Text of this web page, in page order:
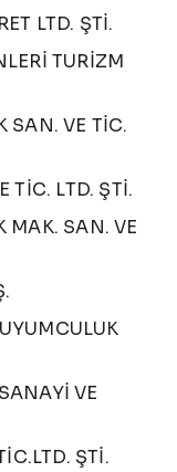
LTD. ŞTİ.
TURİZM
SAN. VE TİC.
TİC. LTD. ŞTİ.
MAK. SAN. VE
VE
ŞTİ.